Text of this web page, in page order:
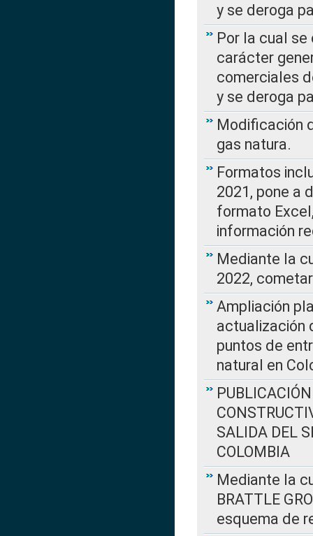
y se deroga
Por la cual
carácter
comerciales
y se deroga
Modificación
gas natura.
Formatos
2021, pone a
formato
información
Mediante la
2022,
Ampliación
actualización
puntos de
natural en
SALIDA DEL
COLOMBIA
Mediante la
BRATTLE
esquema de